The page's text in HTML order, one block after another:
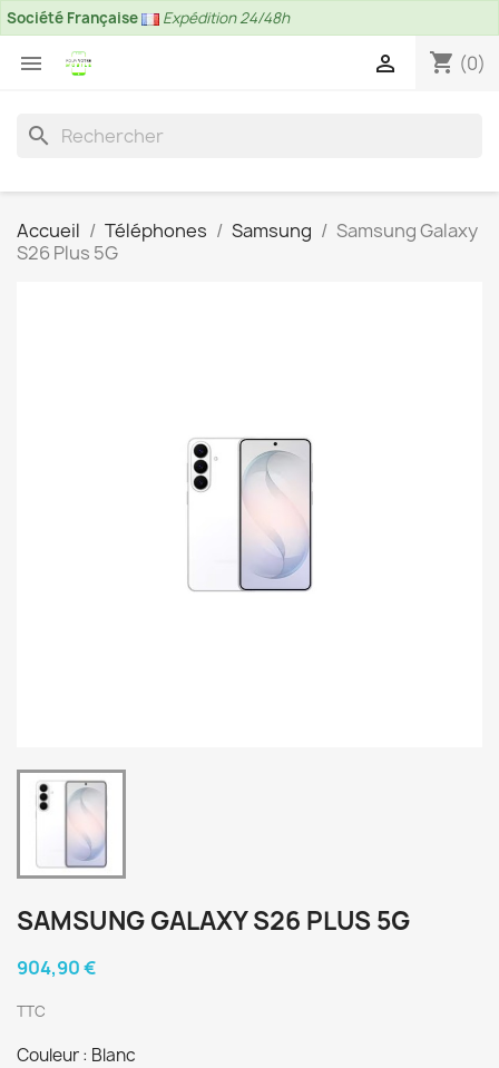
Société Française Expédition 24/48h
 shopping_cart (0)

search
Accueil Téléphones Samsung
Samsung Galaxy
S26 Plus 5G
SAMSUNG GALAXY S26 PLUS 5G
904,90 €
TTC
Couleur : Blanc